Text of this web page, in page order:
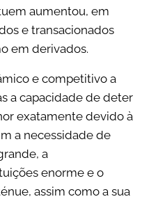
aumentou, em
e transacionados
em derivados.
e competitivo a
a capacidade de deter
exatamente devido à
a necessidade de
a
enorme e o
assim como a sua